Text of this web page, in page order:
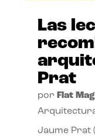
Las
Prat
por Flat
Jaume Prat